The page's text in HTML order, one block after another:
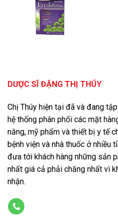
DƯỢC SĨ ĐẶNG THỊ THÚY
Chị Thúy hiện tại đã và đang
hệ thống phân phối các mặt
năng, mỹ phẩm và thiết bị y tế
bệnh viện và nhà thuốc ở nhiều
đưa tới khách hàng những sản
nhất giá cả phải chăng nhất vì
nhận.